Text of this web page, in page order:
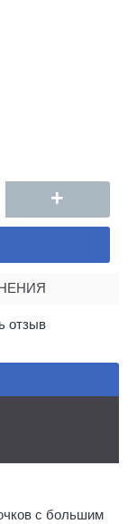
+
отзыв
с большим